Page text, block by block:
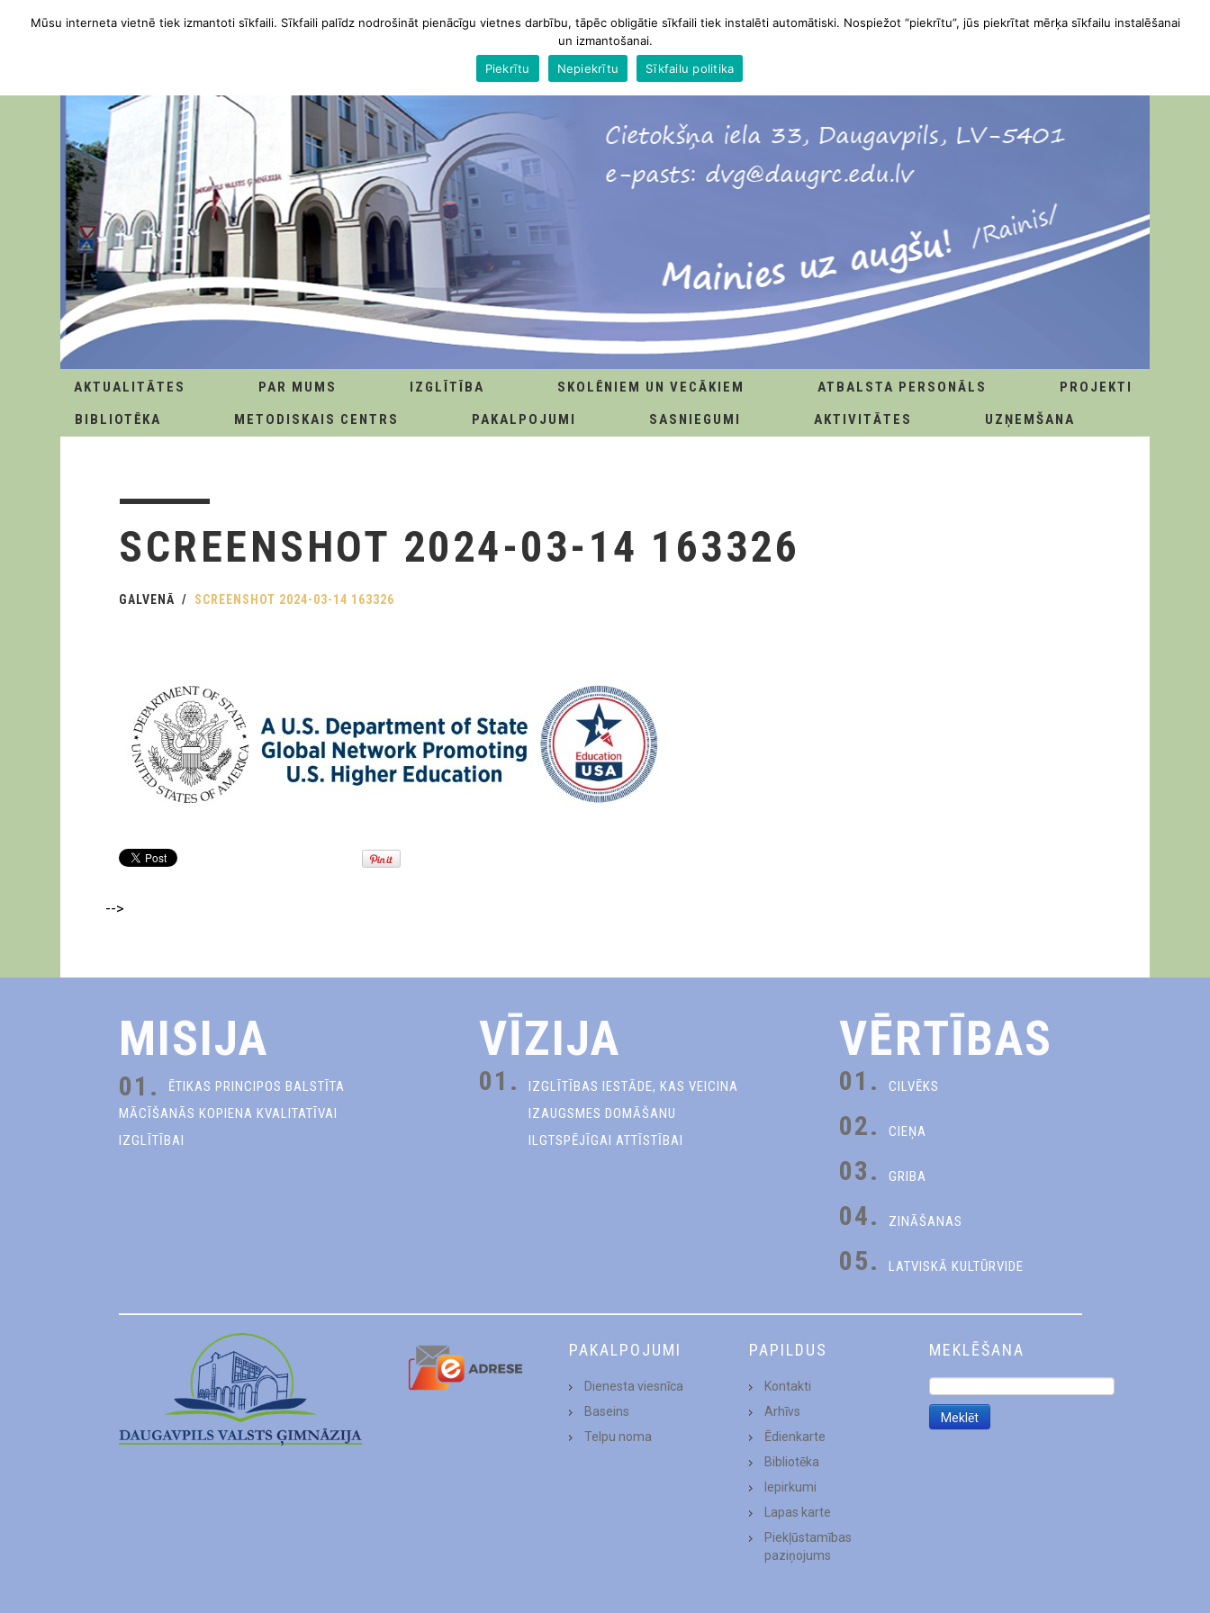
AKTUALITĀTES PAR MUMS IZGLĪTĪBA SKOLĒNIEM UN VECĀKIEM ATBALSTA PERSONĀLS
PROJEKTI
BIBLIOTĒKA
METODISKAIS CENTRS PAKALPOJUMI SASNIEGUMI AKTIVITĀTES UZŅEMŠANA
SCREENSHOT 2024-03-14 163326
GALVENĀ SCREENSHOT 2024-03-14 163326
-->
MISIJA
01.
ĒTIKAS PRINCIPOS BALSTĪTA
MĀCĪŠANĀS KOPIENA KVALITATĪVAI
IZGLĪTĪBAI
VĪZIJA
01.
IZGLĪTĪBAS IESTĀDE, KAS VEICINA
IZAUGSMES DOMĀŠANU
ILGTSPĒJĪGAI ATTĪSTĪBAI
VĒRTĪBAS
01. CILVĒKS
02. CIEŅA
03. GRIBA
04. ZINĀŠANAS
05. LATVISKĀ KULTŪRVIDE
PAKALPOJUMI
Dienesta viesnīca
Baseins
Telpu noma
PAPILDUS
Kontakti
Arhīvs
Ēdienkarte
Bibliotēka
Iepirkumi
Lapas karte
Piekļūstamības
paziņojums
MEKLĒŠANA
Mūsu interneta vietnē tiek izmantoti sīkfaili. Sīkfaili palīdz nodrošināt pienācīgu vietnes darbību, tāpēc obligātie sīkfaili tiek instalēti automātiski. Nospiežot “piekrītu”, jūs piekrītat mērķa sīkfailu instalēšanai
un izmantošanai.
Piekrītu
Nepiekrītu Sīkfailu politika